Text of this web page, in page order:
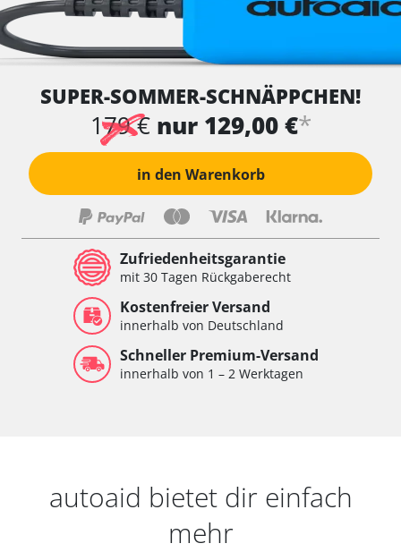
SUPER-SOMMER-SCHNÄPPCHEN!
179 € nur 129,00 €*
in den Warenkorb
Zufriedenheitsgarantie
mit 30 Tagen Rückgaberecht
Kostenfreier Versand
innerhalb von Deutschland
Schneller Premium-Versand
innerhalb von 1 – 2 Werktagen
autoaid bietet dir einfach
mehr